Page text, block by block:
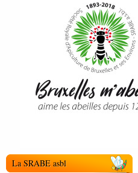
La SRABE asbl